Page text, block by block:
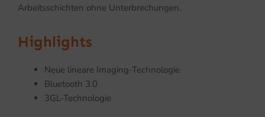
Arbeitsschichten ohne Unterbrechungen.
Highlights
Neue lineare Imaging-Technologie
Bluetooth 3.0
3GL-Technologie